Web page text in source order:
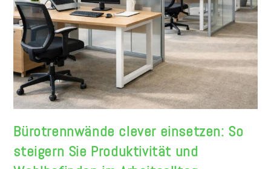
Bürotrennwände clever einsetzen: So
steigern Sie Produktivität und